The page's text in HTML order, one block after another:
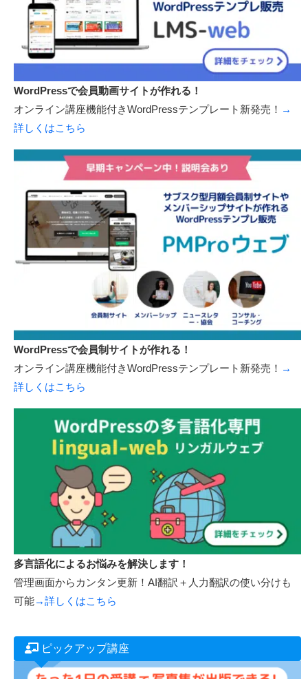
WordPressで会員動画サイトが作れる！
オンライン講座機能付きWordPressテンプレート新発売！ →
詳しくはこちら
WordPressで会員制サイトが作れる！
オンライン講座機能付きWordPressテンプレート新発売！ →
詳しくはこちら
多言語化によるお悩みを解決します！
管理画面からカンタン更新！AI翻訳＋人力翻訳の使い分けも
可能→詳しくはこちら
ピックアップ講座